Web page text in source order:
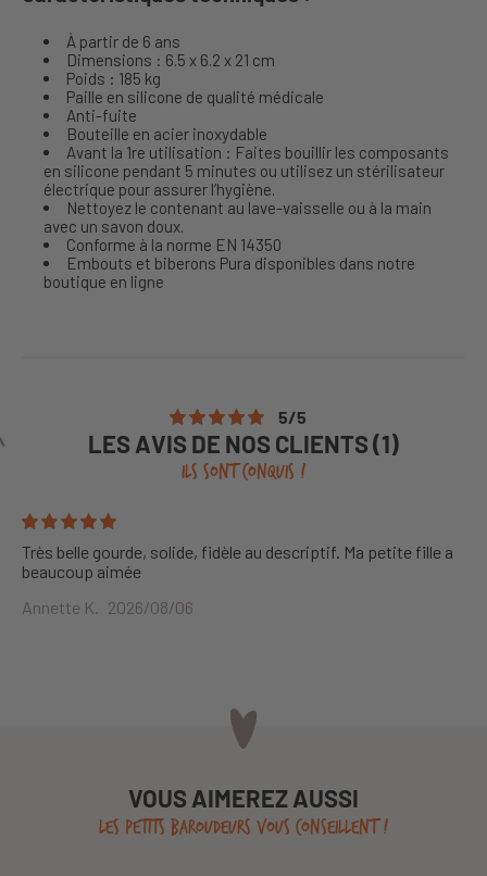
À partir de 6 ans
Dimensions : 6.5 x 6.2 x 21 cm
Poids : 185 kg
Paille en silicone de qualité médicale
Anti-fuite
Bouteille en acier inoxydable
Avant la 1re utilisation : Faites bouillir les composants
en silicone pendant 5 minutes ou utilisez un stérilisateur
électrique pour assurer l’hygiène.
Nettoyez le contenant au lave-vaisselle ou à la main
avec un savon doux.
Conforme à la norme EN 14350
Embouts et biberons Pura disponibles dans notre
boutique en ligne
5/5
LES AVIS DE NOS CLIENTS (1)
ILS SONT CONQUIS !
Très belle gourde, solide, fidèle au descriptif. Ma petite fille a
beaucoup aimée
Annette K. 2026/08/06
VOUS AIMEREZ AUSSI
LES PETITS BAROUDEURS VOUS CONSEILLENT !